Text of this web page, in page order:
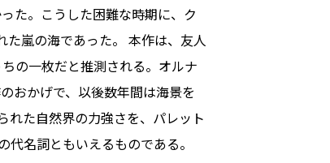
た。こうした困難な時期に、ク
た嵐の海であった。 本作は、友人
の一枚だと推測される。オルナ
おかげで、以後数年間は海景を
れた自然界の力強さを、パレット
名詞ともいえるものである。